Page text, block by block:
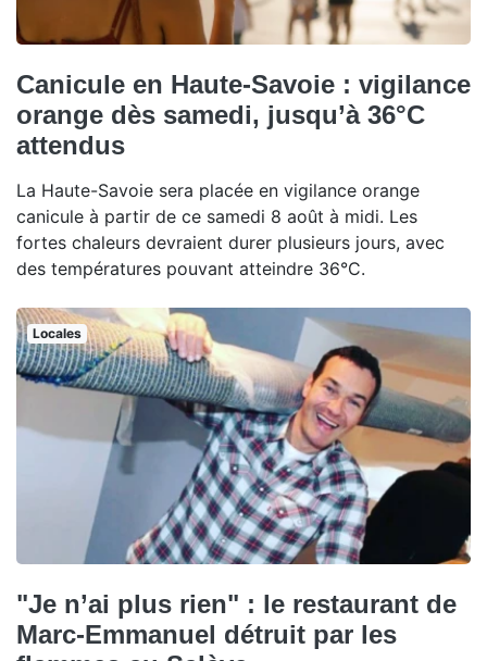
Canicule en Haute-Savoie : vigilance
orange dès samedi, jusqu’à 36°C
attendus
La Haute-Savoie sera placée en vigilance orange
canicule à partir de ce samedi 8 août à midi. Les
fortes chaleurs devraient durer plusieurs jours, avec
des températures pouvant atteindre 36°C.
Locales
"Je n’ai plus rien" : le restaurant de
Marc-Emmanuel détruit par les